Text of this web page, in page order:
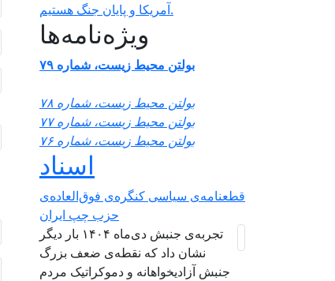
آمریکا و پایان جنگ هستیم.
ویژه‌نامه‌ها
بولتن محیط زیست، شماره ۷۹
بولتن محیط زیست، شماره ۷۸
بولتن محیط زیست، شماره ۷۷
بولتن محیط زیست، شماره ۷۶
اسناد
قطعنامه‌ی سیاسی کنگره‌ی فوق‌العاده‌ی
حزب چپ ایران
تجربه‌ی جنبش دی‌ماه ۱۴۰۴ بار دیگر
نشان داد که نقطه‌ی ضعف بزرگ
جنبش آزادیخواهانه و دموکراتیک مردم